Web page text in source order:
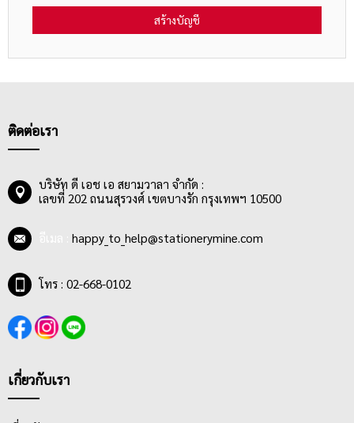
สร้างบัญชี
ติดต่อเรา
บริษัท ดี เอช เอ สยามวาลา จำกัด :
เลขที่ 202 ถนนสุรวงศ์ เขตบางรัก กรุงเทพฯ 10500
happy_to_help@stationerymine.com
โทร : 02-668-0102
เกี่ยวกับเรา